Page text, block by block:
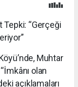
Tepki: “Gerçeği
Muhtar
olan
açıklamaları